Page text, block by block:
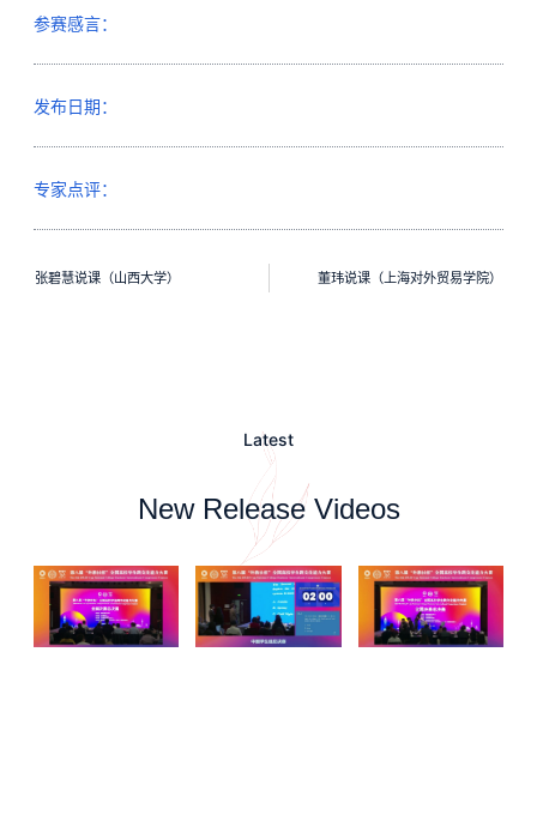
参赛感言：
发布日期：
专家点评：
张碧慧说课（山西大学） 董玮说课（上海对外贸易学院）
Latest
New Release Videos